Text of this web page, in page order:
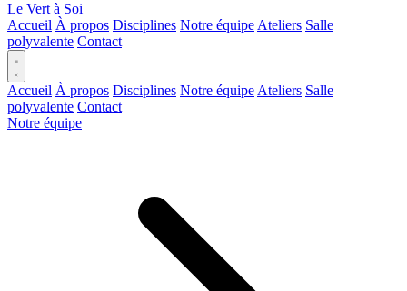
Le Vert à Soi
Accueil À propos Disciplines Notre équipe Ateliers Salle
polyvalente Contact
Accueil À propos Disciplines Notre équipe Ateliers Salle
polyvalente Contact
Notre équipe